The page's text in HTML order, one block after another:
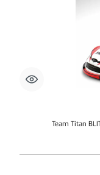
Team Titan